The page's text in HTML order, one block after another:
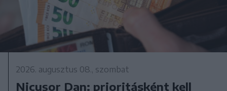
2026. augusztus 08., szombat
Nicușor Dan: prioritásként kell